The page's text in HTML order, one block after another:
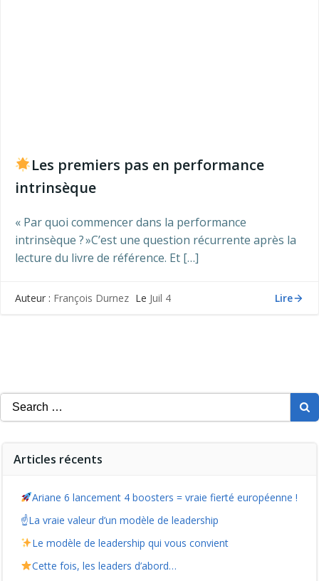
Les premiers pas en performance
intrinsèque
« Par quoi commencer dans la performance
intrinsèque ? »C’est une question récurrente après la
lecture du livre de référence. Et […]
Auteur : François Durnez Le Juil 4 Lire
Search
for:
Articles récents
Ariane 6 lancement 4 boosters = vraie fierté européenne !
☝️La vraie valeur d’un modèle de leadership
Le modèle de leadership qui vous convient
Cette fois, les leaders d’abord…